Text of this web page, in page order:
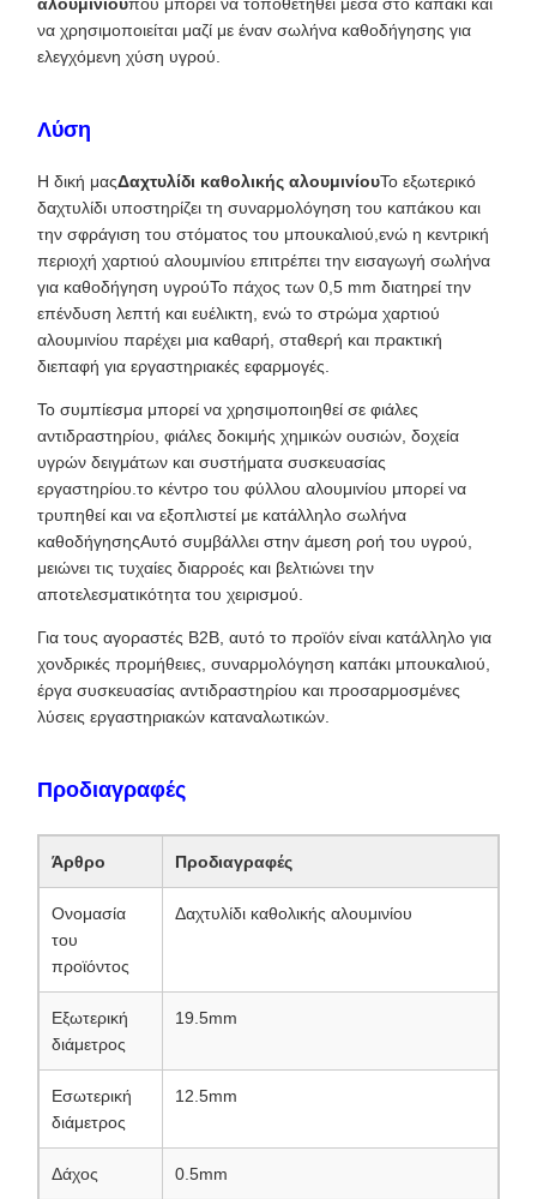
να χρησιμοποιείται μαζί με έναν σωλήνα καθοδήγησης για
ελεγχόμενη χύση υγρού.
Λύση
Η δική μαςΔαχτυλίδι καθολικής αλουμινίουΤο εξωτερικό
δαχτυλίδι υποστηρίζει τη συναρμολόγηση του καπάκου και
την σφράγιση του στόματος του μπουκαλιού,ενώ η κεντρική
περιοχή χαρτιού αλουμινίου επιτρέπει την εισαγωγή σωλήνα
για καθοδήγηση υγρούΤο πάχος των 0,5 mm διατηρεί την
επένδυση λεπτή και ευέλικτη, ενώ το στρώμα χαρτιού
αλουμινίου παρέχει μια καθαρή, σταθερή και πρακτική
διεπαφή για εργαστηριακές εφαρμογές.
Το συμπίεσμα μπορεί να χρησιμοποιηθεί σε φιάλες
αντιδραστηρίου, φιάλες δοκιμής χημικών ουσιών, δοχεία
υγρών δειγμάτων και συστήματα συσκευασίας
εργαστηρίου.το κέντρο του φύλλου αλουμινίου μπορεί να
τρυπηθεί και να εξοπλιστεί με κατάλληλο σωλήνα
καθοδήγησηςΑυτό συμβάλλει στην άμεση ροή του υγρού,
μειώνει τις τυχαίες διαρροές και βελτιώνει την
αποτελεσματικότητα του χειρισμού.
Για τους αγοραστές B2B, αυτό το προϊόν είναι κατάλληλο για
χονδρικές προμήθειες, συναρμολόγηση καπάκι μπουκαλιού,
έργα συσκευασίας αντιδραστηρίου και προσαρμοσμένες
λύσεις εργαστηριακών καταναλωτικών.
Προδιαγραφές
Άρθρο Προδιαγραφές
Ονομασία
του
προϊόντος
Δαχτυλίδι καθολικής αλουμινίου
Εξωτερική
διάμετρος
19.5mm
Εσωτερική
διάμετρος
12.5mm
Δάχος 0.5mm